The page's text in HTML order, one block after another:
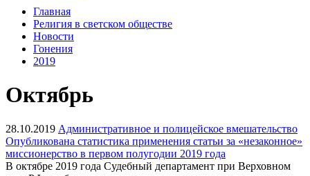
Главная
Религия в светском обществе
Новости
Гонения
2019
Октябрь
28.10.2019 Административное и полицейское вмешательство
Опубликована статистика применения статьи за «незаконное»
миссионерство в первом полугодии 2019 года
В октябре 2019 года Судебный департамент при Верховном